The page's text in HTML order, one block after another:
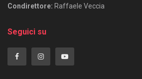
Condirettore: Raffaele Veccia
Seguici su